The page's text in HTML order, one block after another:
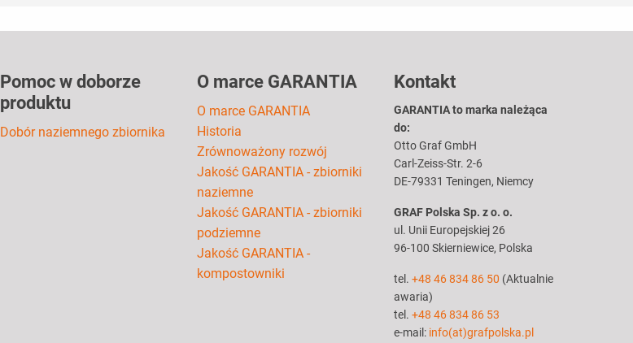
Pomoc w doborze
produktu
Dobór naziemnego zbiornika
O marce GARANTIA
O marce GARANTIA
Historia
Zrównoważony rozwój
Jakość GARANTIA - zbiorniki
naziemne
Jakość GARANTIA - zbiorniki
podziemne
Jakość GARANTIA -
kompostowniki
Kontakt
GARANTIA to marka należąca
do:
Otto Graf GmbH
Carl-Zeiss-Str. 2-6
DE-79331 Teningen, Niemcy
GRAF Polska Sp. z o. o.
ul. Unii Europejskiej 26
96-100 Skierniewice, Polska
tel. +48 46 834 86 50 (Aktualnie
awaria)
tel. +48 46 834 86 53
e-mail: info(at)grafpolska.pl